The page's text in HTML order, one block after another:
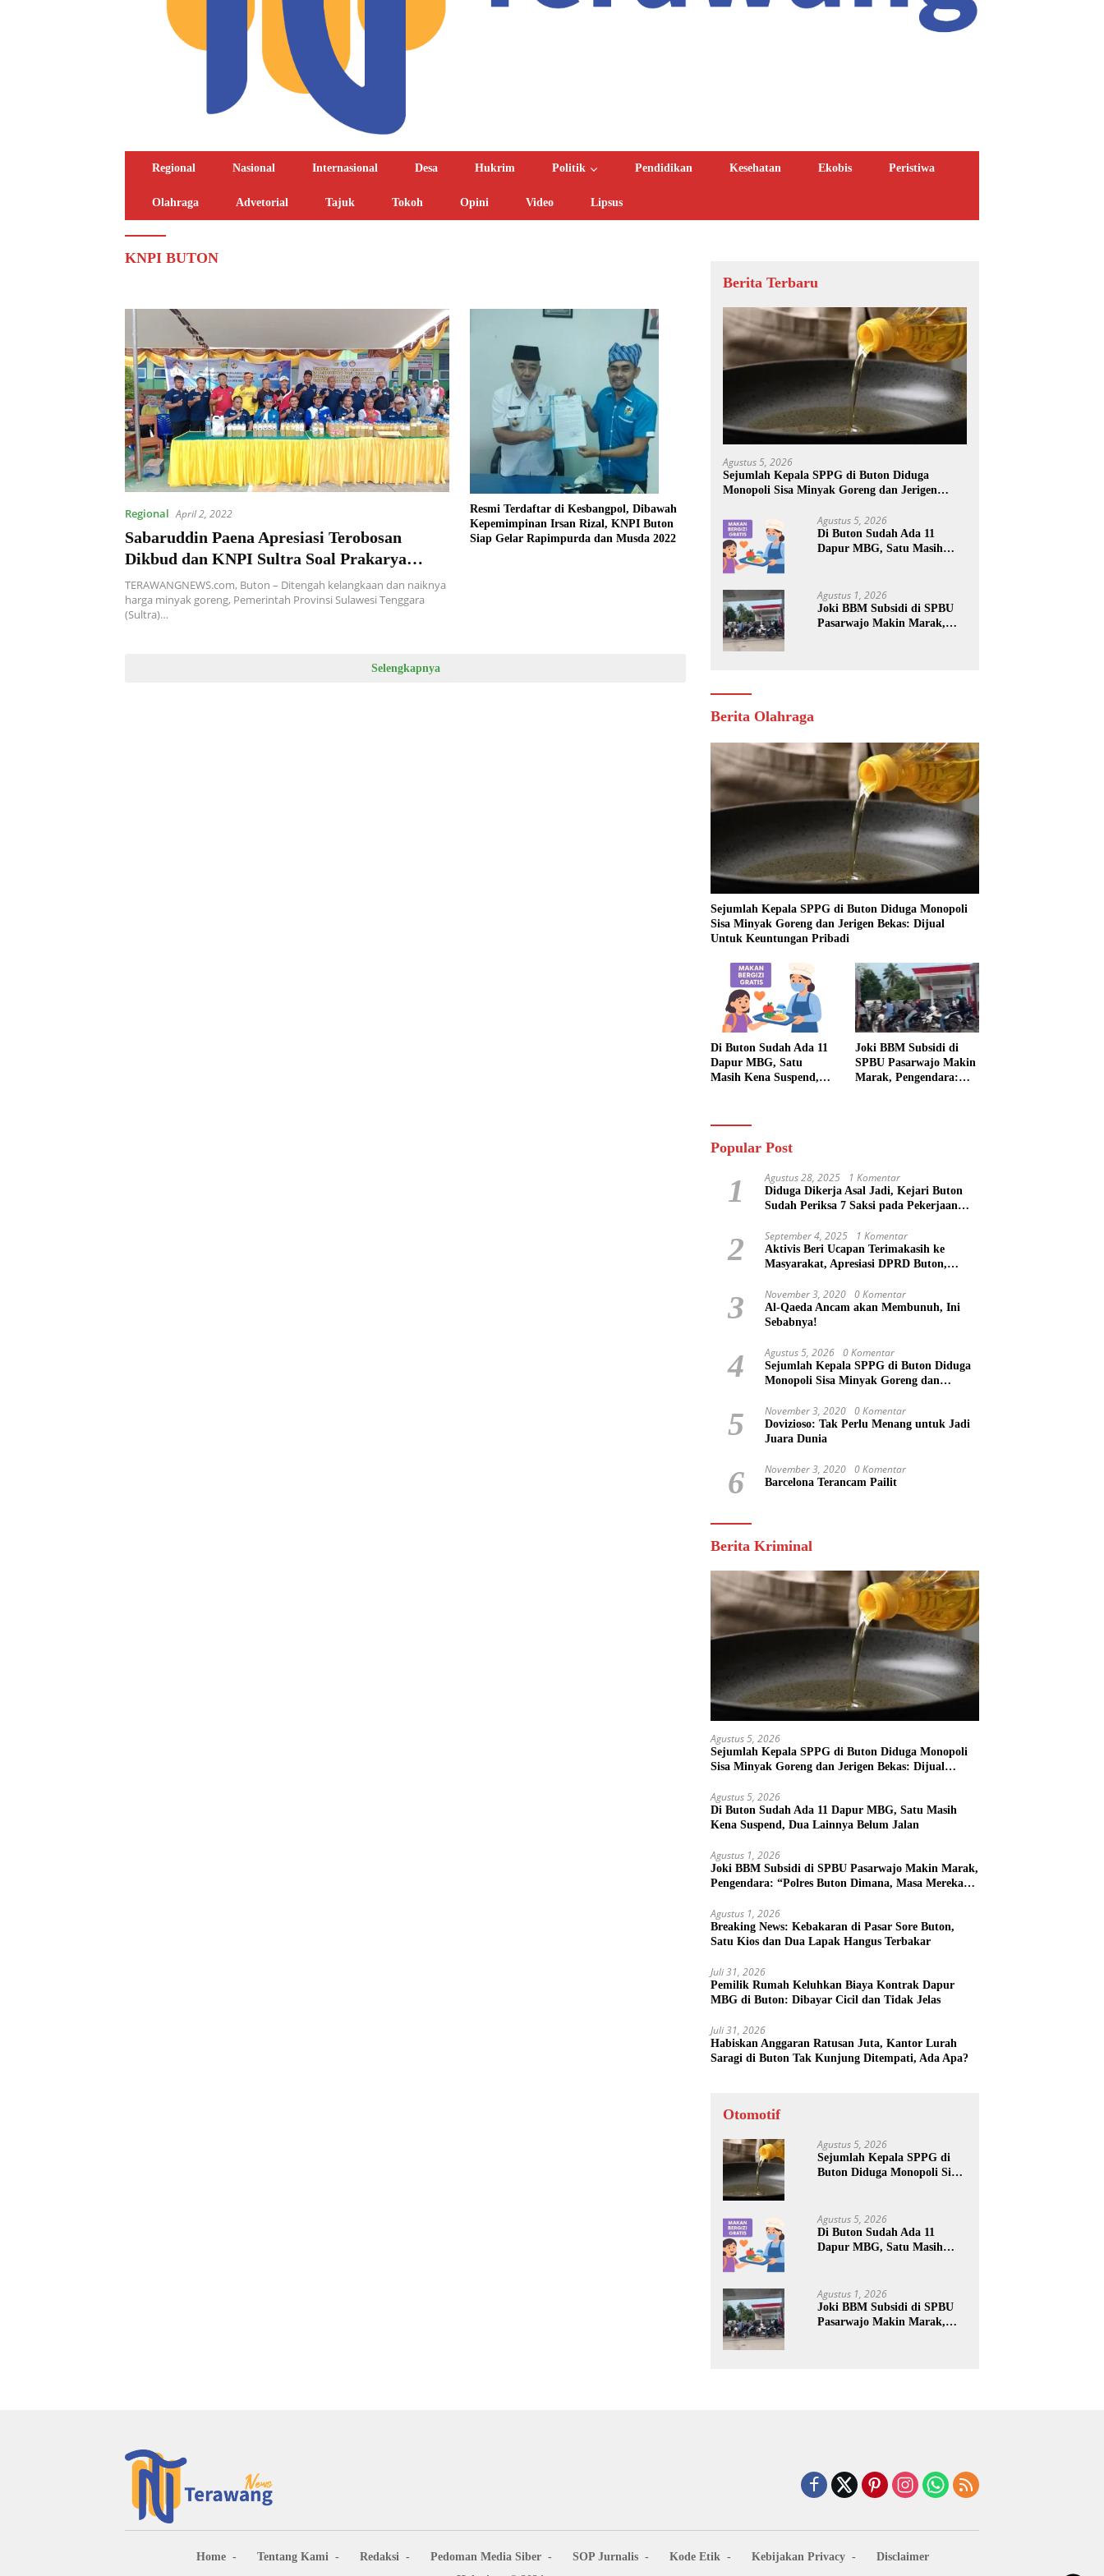
Regional Nasional Internasional Desa Hukrim Politik Pendidikan Kesehatan Ekobis Peristiwa
Olahraga Advetorial Tajuk Tokoh Opini Video Lipsus
KNPI BUTON
Regional April 2, 2022
Sabaruddin Paena Apresiasi Terobosan
Dikbud dan KNPI Sultra Soal Prakarya
Pembuatan Minyak Goreng oleh Siswa Siswi
SMA/SMK se-Kabupaten Buton
TERAWANGNEWS.com, Buton – Ditengah kelangkaan dan naiknya
harga minyak goreng, Pemerintah Provinsi Sulawesi Tenggara
(Sultra)…
Resmi Terdaftar di Kesbangpol, Dibawah
Kepemimpinan Irsan Rizal, KNPI Buton
Siap Gelar Rapimpurda dan Musda 2022
Selengkapnya
Berita Terbaru
Agustus 5, 2026
Sejumlah Kepala SPPG di Buton Diduga
Monopoli Sisa Minyak Goreng dan Jerigen
Agustus 5, 2026
Di Buton Sudah Ada 11
Dapur MBG, Satu Masih
Agustus 1, 2026
Joki BBM Subsidi di SPBU
Pasarwajo Makin Marak,
Berita Olahraga
Sejumlah Kepala SPPG di Buton Diduga Monopoli
Sisa Minyak Goreng dan Jerigen Bekas: Dijual
Untuk Keuntungan Pribadi
Di Buton Sudah Ada 11
Dapur MBG, Satu
Masih Kena Suspend,
Joki BBM Subsidi di
SPBU Pasarwajo Makin
Marak, Pengendara:
Popular Post
1 Agustus 28, 2025 1 Komentar
Diduga Dikerja Asal Jadi, Kejari Buton
Sudah Periksa 7 Saksi pada Pekerjaan
Capai Rp 100 Juta Lebih
2 September 4, 2025 1 Komentar
Aktivis Beri Ucapan Terimakasih ke
Masyarakat, Apresiasi DPRD Buton,
3 November 3, 2020 0 Komentar
Al-Qaeda Ancam akan Membunuh, Ini
Sebabnya!
4 Agustus 5, 2026 0 Komentar
Sejumlah Kepala SPPG di Buton Diduga
Monopoli Sisa Minyak Goreng dan
Pribadi
5 November 3, 2020 0 Komentar
Dovizioso: Tak Perlu Menang untuk Jadi
Juara Dunia
6 November 3, 2020 0 Komentar
Barcelona Terancam Pailit
Berita Kriminal
Agustus 5, 2026
Sejumlah Kepala SPPG di Buton Diduga Monopoli
Sisa Minyak Goreng dan Jerigen Bekas: Dijual
Agustus 5, 2026
Di Buton Sudah Ada 11 Dapur MBG, Satu Masih
Kena Suspend, Dua Lainnya Belum Jalan
Agustus 1, 2026
Joki BBM Subsidi di SPBU Pasarwajo Makin Marak,
Pengendara: “Polres Buton Dimana, Masa Mereka
Agustus 1, 2026
Breaking News: Kebakaran di Pasar Sore Buton,
Satu Kios dan Dua Lapak Hangus Terbakar
Juli 31, 2026
Pemilik Rumah Keluhkan Biaya Kontrak Dapur
MBG di Buton: Dibayar Cicil dan Tidak Jelas
Juli 31, 2026
Habiskan Anggaran Ratusan Juta, Kantor Lurah
Saragi di Buton Tak Kunjung Ditempati, Ada Apa?
Otomotif
Agustus 5, 2026
Sejumlah Kepala SPPG di
Buton Diduga Monopoli Sisa
Keuntungan Pribadi
Agustus 5, 2026
Di Buton Sudah Ada 11
Dapur MBG, Satu Masih
Agustus 1, 2026
Joki BBM Subsidi di SPBU
Pasarwajo Makin Marak,
Home Tentang Kami Redaksi Pedoman Media Siber SOP Jurnalis Kode Etik Kebijakan Privacy
Disclaimer